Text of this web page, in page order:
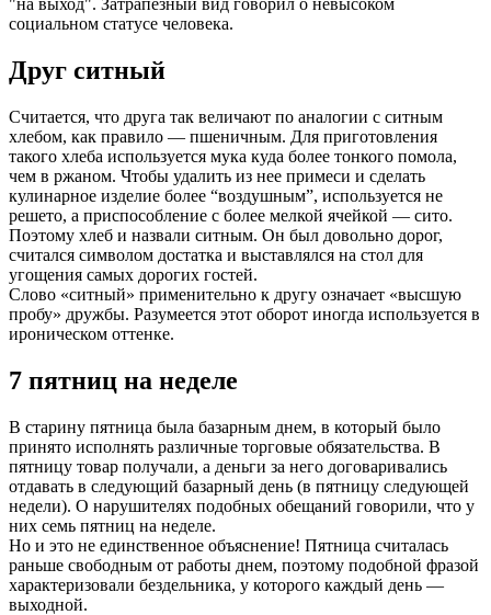
"на выход". Затрапезный вид говорил о невысоком
социальном статусе человека.
Друг ситный
Считается, что друга так величают по аналогии с ситным
хлебом, как правило — пшеничным. Для приготовления
такого хлеба используется мука куда более тонкого помола,
чем в ржаном. Чтобы удалить из нее примеси и сделать
кулинарное изделие более “воздушным”, используется не
решето, а приспособление с более мелкой ячейкой — сито.
Поэтому хлеб и назвали ситным. Он был довольно дорог,
считался символом достатка и выставлялся на стол для
угощения самых дорогих гостей.
Слово «ситный» применительно к другу означает «высшую
пробу» дружбы. Разумеется этот оборот иногда используется в
ироническом оттенке.
7 пятниц на неделе
В старину пятница была базарным днем, в который было
принято исполнять различные торговые обязательства. В
пятницу товар получали, а деньги за него договаривались
отдавать в следующий базарный день (в пятницу следующей
недели). О нарушителях подобных обещаний говорили, что у
них семь пятниц на неделе.
Но и это не единственное объяснение! Пятница считалась
раньше свободным от работы днем, поэтому подобной фразой
характеризовали бездельника, у которого каждый день —
выходной.